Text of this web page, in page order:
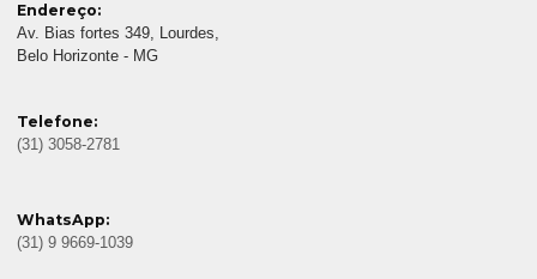
Endereço:
Av. Bias fortes 349, Lourdes,
Belo Horizonte - MG
Telefone:
(31) 3058-2781
WhatsApp:
(31) 9 9669-1039